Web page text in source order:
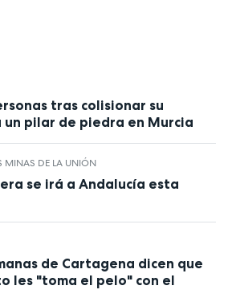
tras colisionar su
pilar de piedra en Murcia
MINAS DE LA UNIÓN
se irá a Andalucía esta
de Cartagena dicen que
les "toma el pelo" con el